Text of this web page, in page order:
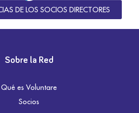
DE LOS SOCIOS DIRECTORES
Sobre la Red
Qué es Voluntare
Socios